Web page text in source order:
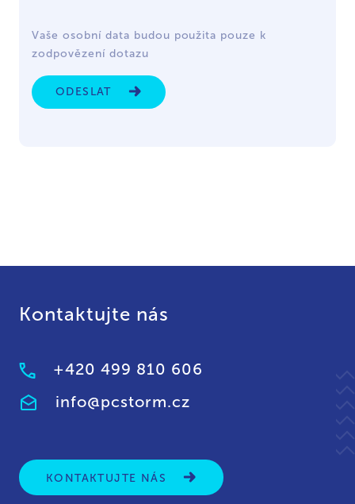
Vaše osobní data budou použita pouze k
zodpovězení dotazu
ODESLAT
Kontaktujte nás
+420 499 810 606
info@pcstorm.cz
KONTAKTUJTE NÁS